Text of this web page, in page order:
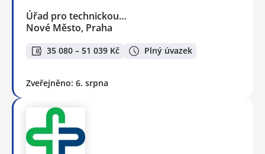
Úřad pro technickou…
Nové Město, Praha
35 080 – 51 039 Kč Plný úvazek
Zveřejněno: 6. srpna